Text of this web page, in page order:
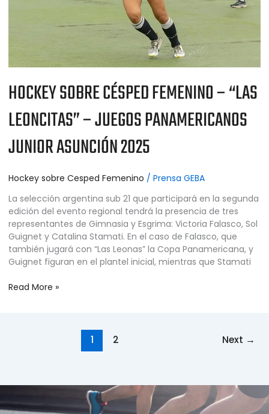
HOCKEY SOBRE CÉSPED FEMENINO – “LAS
LEONCITAS” – JUEGOS PANAMERICANOS
JUNIOR ASUNCIÓN 2025
Hockey sobre Cesped Femenino / Prensa GEBA
La selección argentina sub 21 que participará en la segunda
edición del evento regional tendrá la presencia de tres
representantes de Gimnasia y Esgrima: Victoria Falasco, Sol
Guignet y Catalina Stamati. En el caso de Falasco, que
también jugará con “Las Leonas” la Copa Panamericana, y
Guignet figuran en el plantel inicial, mientras que Stamati
Read More »
1 2 Next →